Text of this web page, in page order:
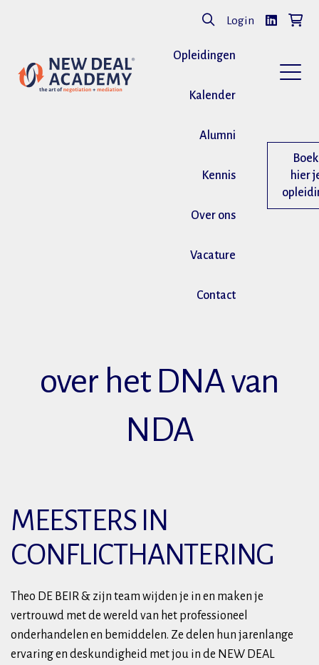
Login
Opleidingen
Kalender
Alumni
Kennis
Over ons
Vacature
Contact
Boek
hier
over het DNA van
NDA
MEESTERS IN
CONFLICTHANTERING
Theo DE BEIR & zijn team wijden je in en maken je
vertrouwd met de wereld van het professioneel
onderhandelen en bemiddelen. Ze delen hun jarenlange
ervaring en deskundigheid met jou in de NEW DEAL